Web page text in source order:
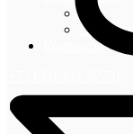
Блог
Новости
Контакты